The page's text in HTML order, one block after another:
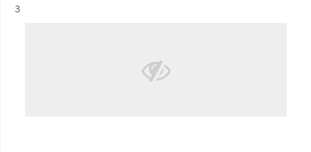
Résultat n°
3